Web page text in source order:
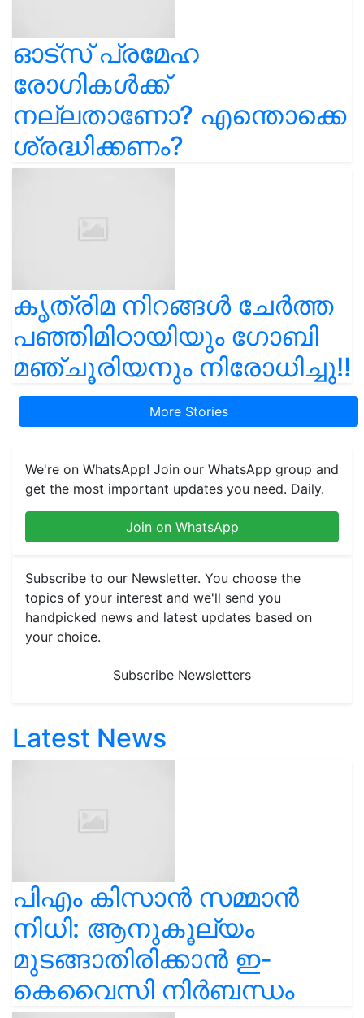
ഓട്സ് പ്രമേഹ
രോഗികൾക്ക്
നല്ലതാണോ? എന്തൊക്കെ
ശ്രദ്ധിക്കണം?
കൃത്രിമ നിറങ്ങൾ ചേർത്ത
പഞ്ഞിമിഠായിയും ഗോബി
മഞ്ചൂരിയനും നിരോധിച്ചു!!
More Stories
We're on WhatsApp! Join our WhatsApp group and
get the most important updates you need. Daily.
Join on WhatsApp
Subscribe to our Newsletter. You choose the
topics of your interest and we'll send you
handpicked news and latest updates based on
your choice.
Subscribe Newsletters
Latest News
പിഎം കിസാൻ സമ്മാൻ
നിധി: ആനുകൂല്യം
മുടങ്ങാതിരിക്കാൻ ഇ-
കെവൈസി നിർബന്ധം